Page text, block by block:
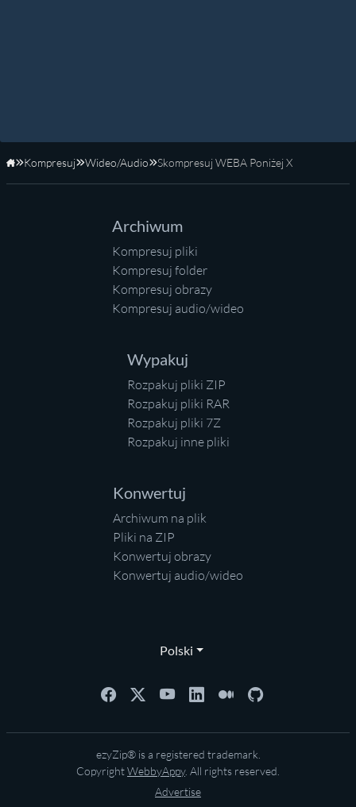
Strona główna
Kompresuj Wideo/Audio Skompresuj WEBA Poniżej X
Archiwum
Kompresuj pliki
Kompresuj folder
Kompresuj obrazy
Kompresuj audio/wideo
Wypakuj
Rozpakuj pliki ZIP
Rozpakuj pliki RAR
Rozpakuj pliki 7Z
Rozpakuj inne pliki
Konwertuj
Archiwum na plik
Pliki na ZIP
Konwertuj obrazy
Konwertuj audio/wideo
Polski
ezyZip® is a registered trademark.
CopyrightWebbyAppy. All rights reserved.
Advertise